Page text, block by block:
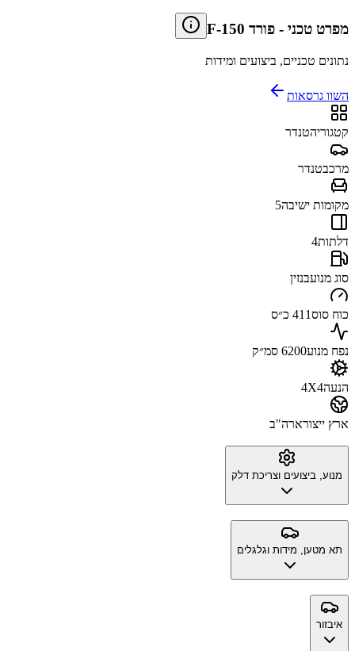
מפרט טכני - פורד F-150
נתונים טכניים, ביצועים ומידות
השוו גרסאות
קטגוריהטנדר
מרכבטנדר
מקומות ישיבה5
דלתות4
סוג מנועבנזין
כוח סוס411 כ״ס
נפח מנוע6200 סמ״ק
הנעה4X4
ארץ ייצורארה"ב
מנוע, ביצועים וצריכת דלק
תא מטען, מידות וגלגלים
איבזור